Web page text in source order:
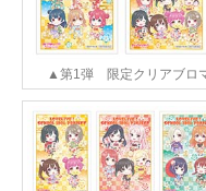
▲第1弾 限定クリアブロ